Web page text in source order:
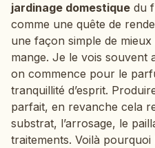
jardinage domestique du
comme une quête de
une façon simple de mieux
mange. Je le vois souvent
on commence pour le
tranquillité d’esprit.
parfait, en revanche cela
substrat, l’arrosage, le
traitements. Voilà